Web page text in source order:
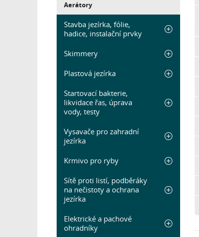
Aerátory
Stavba jezírka, fólie,
hadice, instalační prvky
Skimmery
Plastová jezírka
Startovací bakterie,
likvidace řas, úprava
vody, testy
Vysavače pro zahradní
jezírka
Krmivo pro ryby
Sítě proti listí, podběráky
na nečistoty a ochrana
jezírka
Elektrické a pachové
ohradníky